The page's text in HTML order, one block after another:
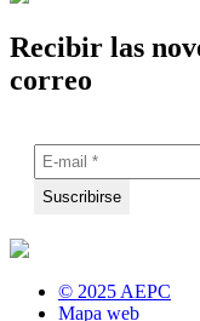
Recibir las
correo
© 2025 AEPC
Mapa web